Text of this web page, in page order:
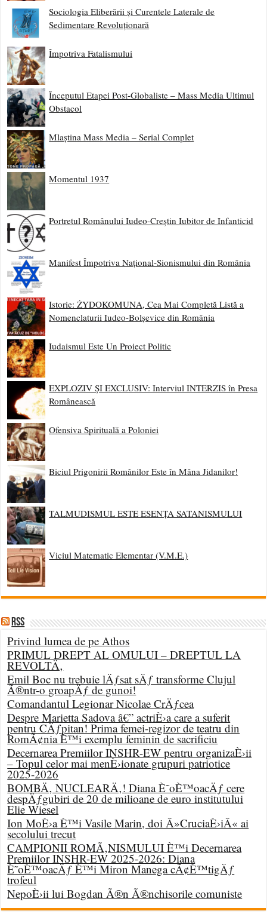
Sociologia Eliberării și Curentele Laterale de
Sedimentare Revoluționară
Împotriva Fatalismului
Începutul Etapei Post-Globaliste – Mass Media Ultimul
Obstacol
Mlaștina Mass Media – Serial Complet
Momentul 1937
Portretul Românului Iudeo-Creștin Iubitor de Infanticid
Manifest Împotriva Național-Sionismului din România
Istorie: ŻYDOKOMUNA, Cea Mai Completă Listă a
Nomenclaturii Iudeo-Bolșevice din România
Iudaismul Este Un Proiect Politic
EXPLOZIV ȘI EXCLUSIV: Interviul INTERZIS în Presa
Românească
Ofensiva Spirituală a Poloniei
Biciul Prigonirii Românilor Este în Mâna Jidanilor!
TALMUDISMUL ESTE ESENȚA SATANISMULUI
Viciul Matematic Elementar (V.M.E.)
RSS
Privind lumea de pe Athos
PRIMUL DREPT AL OMULUI – DREPTUL LA
REVOLTÄ‚
Emil Boc nu trebuie lÄƒsat sÄƒ transforme Clujul
Ã®ntr-o groapÄƒ de gunoi!
Comandantul Legionar Nicolae CrÄƒcea
Despre Marietta Sadova â€” actriÈ›a care a suferit
pentru CÄƒpitan! Prima femei-regizor de teatru din
RomÃ¢nia È™i exemplu feminin de sacrificiu
Decernarea Premiilor INSHR-EW pentru organizaÈ›ii
– Topul celor mai menÈ›ionate grupuri patriotice
2025-2026
BOMBÄ‚ NUCLEARÄ‚! Diana È˜oÈ™oacÄƒ cere
despÄƒgubiri de 20 de milioane de euro institutului
Elie Wiesel
Ion MoÈ›a È™i Vasile Marin, doi Â»CruciaÈ›iÂ« ai
secolului trecut
CAMPIONII ROMÃ‚NISMULUI È™i Decernarea
Premiilor INSHR-EW 2025-2026: Diana
È˜oÈ™oacÄƒ È™i Miron Manega cÃ¢È™tigÄƒ
trofeul
NepoÈ›ii lui Bogdan Ã®n Ã®nchisorile comuniste